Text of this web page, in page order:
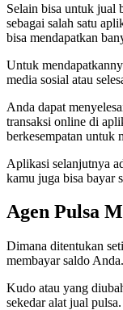
Selain bisa untuk jual
sebagai salah satu
bisa mendapatkan
Untuk
media sosial atau
Anda dapat
transaksi online di
berkesempatan untuk
Aplikasi selanjutnya
kamu juga bisa bayar
Agen Pulsa
Dimana ditentukan
membayar saldo
Kudo atau yang
sekedar alat jual